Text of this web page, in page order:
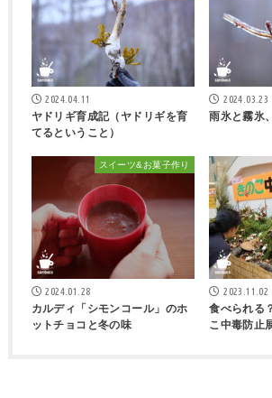
2024.04.11
ヤドリギ育成記（ヤドリギを育
てるということ）
2024.03.23
雨氷と霧氷
スイーツ&お菓子作り
2024.01.28
カルディ「シモンコール」のホ
ットチョコと冬の味
2023.11.02
食べられる
こ中毒防止